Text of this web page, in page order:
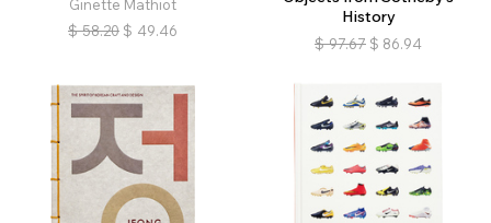
Ginette Mathiot
$ 58.20 $ 49.46
History
$ 97.67 $ 86.94